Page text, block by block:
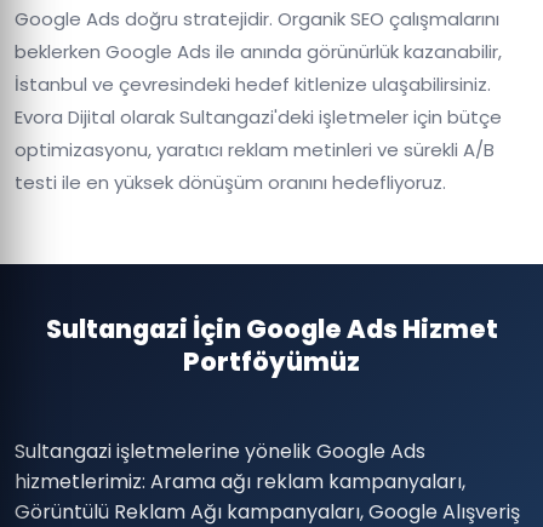
Google Ads doğru stratejidir. Organik SEO çalışmalarını
beklerken Google Ads ile anında görünürlük kazanabilir,
İstanbul ve çevresindeki hedef kitlenize ulaşabilirsiniz.
Evora Dijital olarak Sultangazi'deki işletmeler için bütçe
optimizasyonu, yaratıcı reklam metinleri ve sürekli A/B
testi ile en yüksek dönüşüm oranını hedefliyoruz.
Sultangazi İçin Google Ads Hizmet
Portföyümüz
Sultangazi işletmelerine yönelik Google Ads
hizmetlerimiz: Arama ağı reklam kampanyaları,
Görüntülü Reklam Ağı kampanyaları, Google Alışveriş